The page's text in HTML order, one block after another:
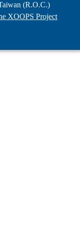
(R.O.C.)
XOOPS Project